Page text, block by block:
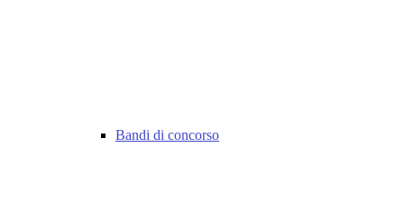
Bandi di concorso